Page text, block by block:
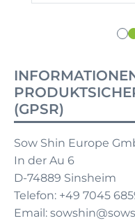
(GPSR)
Sow Shin Europe
In der Au 6
D-74889 Sinsheim
Telefon: +49 7045
Email: